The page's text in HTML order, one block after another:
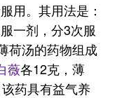
用。其用法是：
一剂，分3次服
荷汤的药物组成
薇各12克，薄
药具有益气养